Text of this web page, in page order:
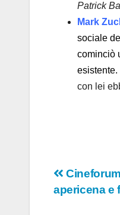
Patrick
Mark
sociale
cominciò
con lei
articoli
apericena e